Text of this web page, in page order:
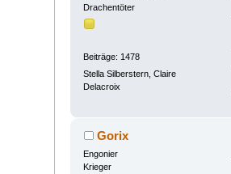
Drachentöter
Beiträge: 1478
Stella Silberstern, Claire
Delacroix
Gorix
Engonier
Krieger